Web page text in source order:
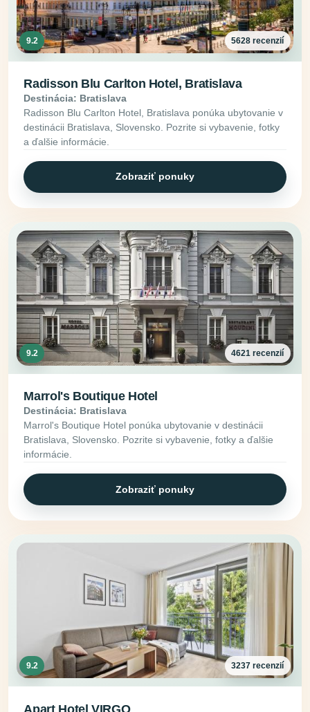
9.2 5628 recenzií
Radisson Blu Carlton Hotel, Bratislava
Destinácia: Bratislava
Radisson Blu Carlton Hotel, Bratislava ponúka ubytovanie v
destinácii Bratislava, Slovensko. Pozrite si vybavenie, fotky
a ďalšie informácie.
Zobraziť ponuky
9.2 4621 recenzií
Marrol's Boutique Hotel
Destinácia: Bratislava
Marrol's Boutique Hotel ponúka ubytovanie v destinácii
Bratislava, Slovensko. Pozrite si vybavenie, fotky a ďalšie
informácie.
Zobraziť ponuky
9.2 3237 recenzií
Apart Hotel VIRGO